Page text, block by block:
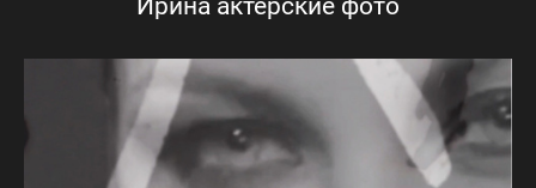
Ирина актерские фото